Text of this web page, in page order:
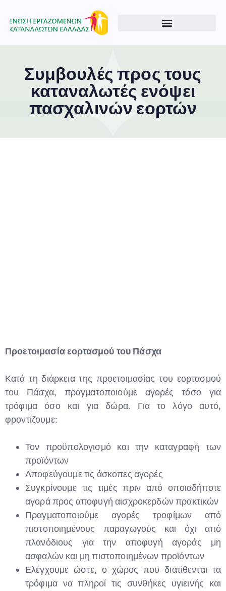
Συμβουλές προς τους
καταναλωτές ενόψει
πασχαλινών εορτών
Προετοιμασία εορτασμού του Πάσχα
Κατά τη διάρκεια της προετοιμασίας του εορτασμού
του Πάσχα, πραγματοποιούμε αγορές τόσο για
τρόφιμα όσο και για δώρα. Για το λόγο αυτό,
φροντίζουμε:
Τον προϋπολογισμό και την καταγραφή των
προϊόντων
Αποφεύγουμε τις άσκοπες αγορές
Συγκρίνουμε τις τιμές πριν από οποιαδήποτε
αγορά προς αποφυγή αισχροκερδών πρακτικών
Πραγματοποιούμε αγορές τροφίμων από
πιστοποιημένους παραγωγούς και όχι από
πλανόδιους για την αποφυγή αγοράς μη
ασφαλών και μη πιστοποιημένων προϊόντων
Ελέγχουμε ώστε, ο χώρος που διατίθενται τα
τρόφιμα να πληροί τις συνθήκες υγιεινής και
Type and hit enter